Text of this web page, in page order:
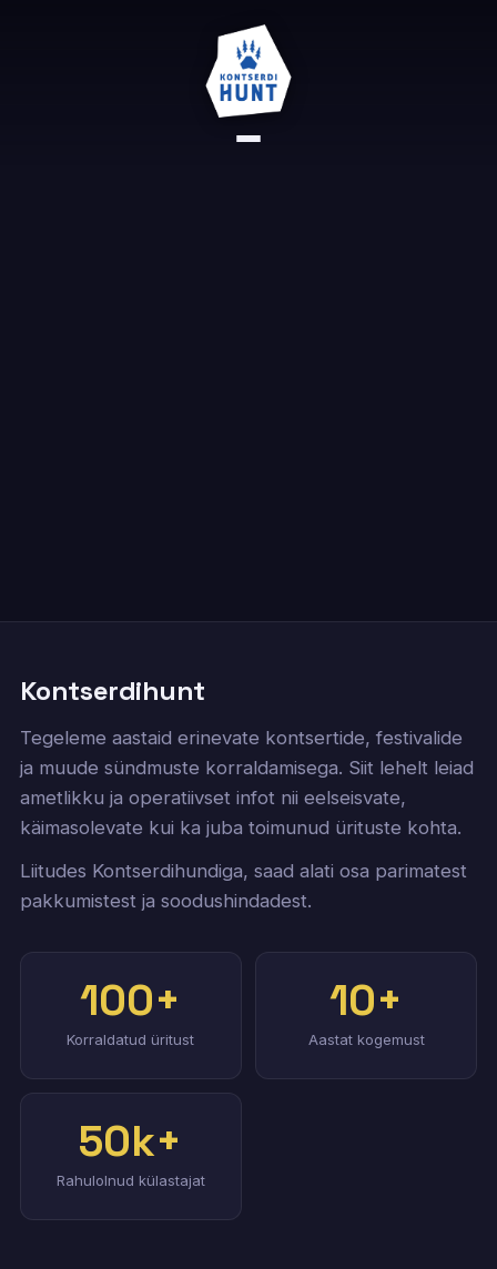
Kontserdihunt
Tegeleme aastaid erinevate kontsertide, festivalide
ja muude sündmuste korraldamisega. Siit lehelt leiad
ametlikku ja operatiivset infot nii eelseisvate,
käimasolevate kui ka juba toimunud ürituste kohta.
Liitudes Kontserdihundiga, saad alati osa parimatest
pakkumistest ja soodushindadest.
100+
Korraldatud üritust
10+
Aastat kogemust
50k+
Rahulolnud külastajat